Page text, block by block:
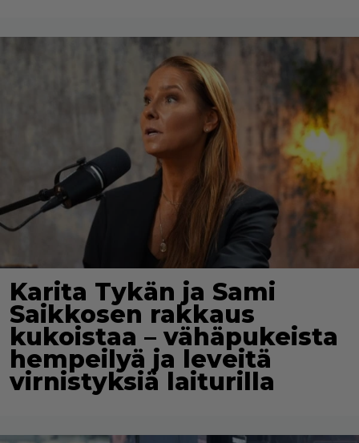
Karita Tykän ja Sami
Saikkosen rakkaus
kukoistaa – vähäpukeista
hempeilyä ja leveitä
virnistyksiä laiturilla